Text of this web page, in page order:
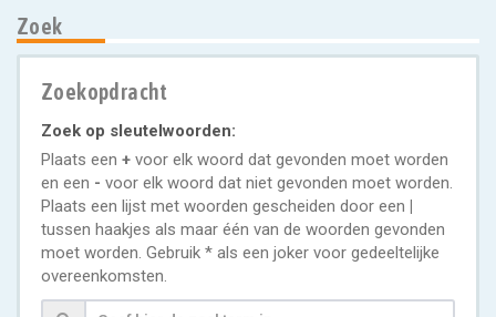
Zoek
Zoekopdracht
Zoek op sleutelwoorden:
Plaats een + voor elk woord dat gevonden moet worden
en een - voor elk woord dat niet gevonden moet worden.
Plaats een lijst met woorden gescheiden door een |
tussen haakjes als maar één van de woorden gevonden
moet worden. Gebruik * als een joker voor gedeeltelijke
overeenkomsten.